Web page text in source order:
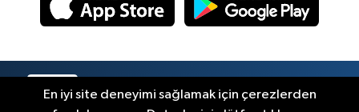
En iyi site deneyimi sağlamak için çerezlerden